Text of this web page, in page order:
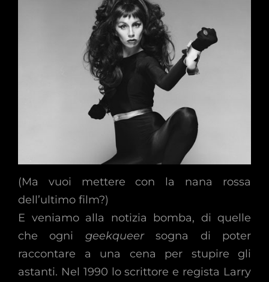
(Ma vuoi mettere con la nana rossa
dell’ultimo film?)
E veniamo alla notizia bomba, di quelle
che ogni geekqueersogna di poter
raccontare a una cena per stupire gli
astanti. Nel 1990 lo scrittore e regista Larry